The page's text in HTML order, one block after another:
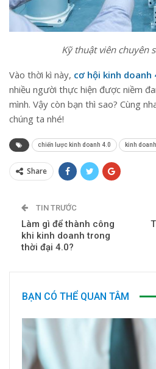
Kỹ thuật viên chuyên
Vào thời kì này, cơ hội kinh doanh
nhiều người thực hiện được niềm
mình. Vậy còn bạn thì sao? Cùng
chúng ta nhé!
chiến lược kinh doanh 4.0 kinh
Share
TIN TRƯỚC
Làm gì để thành công
khi kinh doanh trong
thời đại 4.0?
BẠN CÓ THỂ QUAN TÂM